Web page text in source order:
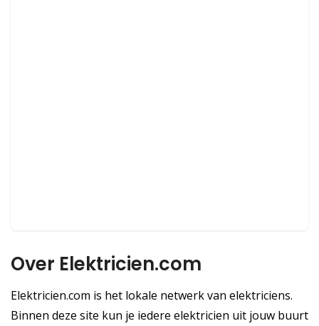
Over Elektricien.com
Elektricien.com is het lokale netwerk van elektriciens.
Binnen deze site kun je iedere elektricien uit jouw buurt